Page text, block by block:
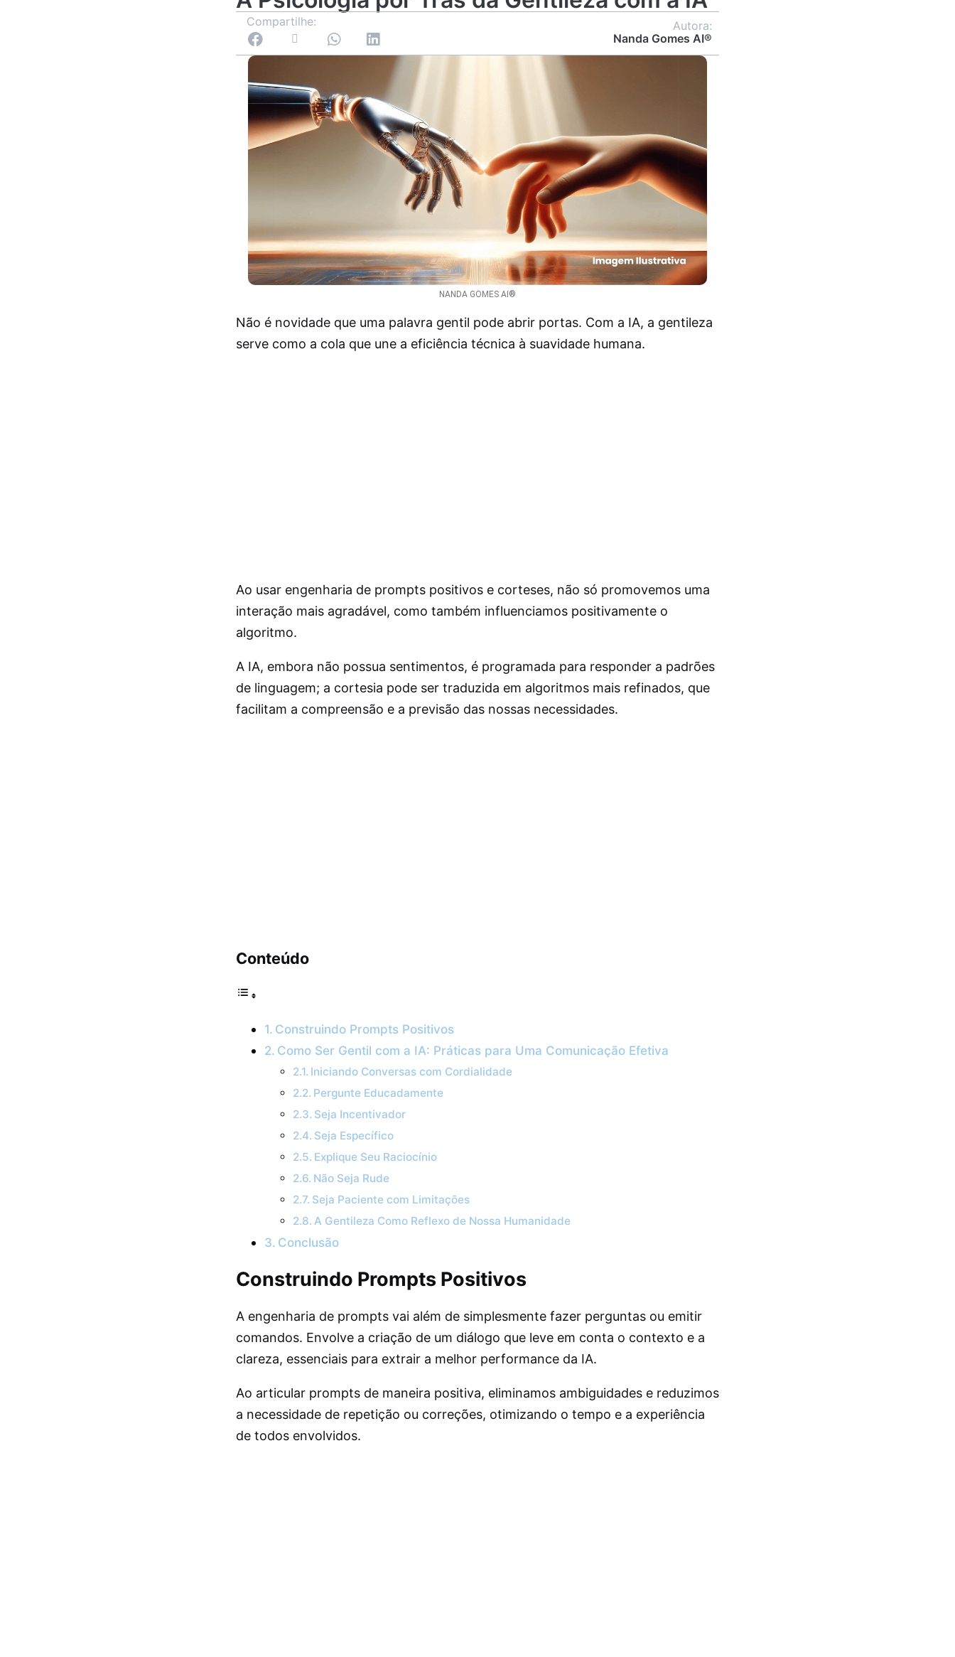
Compartilhe:
Autora:
Nanda Gomes AI®
NANDA GOMES AI®
Não é novidade que uma palavra gentil pode abrir portas. Com a IA, a gentileza
serve como a cola que une a eficiência técnica à suavidade humana.
Ao usar engenharia de prompts positivos e corteses, não só promovemos uma
interação mais agradável, como também influenciamos positivamente o
algoritmo.
A IA, embora não possua sentimentos, é programada para responder a padrões
de linguagem; a cortesia pode ser traduzida em algoritmos mais refinados, que
facilitam a compreensão e a previsão das nossas necessidades.
Conteúdo
Construindo Prompts Positivos
Como Ser Gentil com a IA: Práticas para Uma Comunicação Efetiva
Iniciando Conversas com Cordialidade
Pergunte Educadamente
Seja Incentivador
Seja Específico
Explique Seu Raciocínio
Não Seja Rude
Seja Paciente com Limitações
A Gentileza Como Reflexo de Nossa Humanidade
Conclusão
Construindo Prompts Positivos
A engenharia de prompts vai além de simplesmente fazer perguntas ou emitir
comandos. Envolve a criação de um diálogo que leve em conta o contexto e a
clareza, essenciais para extrair a melhor performance da IA.
Ao articular prompts de maneira positiva, eliminamos ambiguidades e reduzimos
a necessidade de repetição ou correções, otimizando o tempo e a experiência
de todos envolvidos.